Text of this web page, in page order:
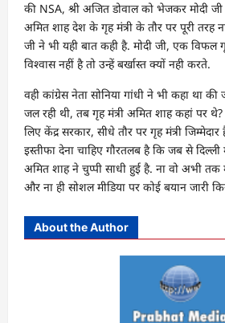
की NSA, श्री अजित डोवाल को भेजकर मोदी जी
अमित शाह देश के गृह मंत्री के तौर पर पूरी तरह
जी ने भी यही बात कही है. मोदी जी, एक विफल
विश्वास नहीं है तो उन्हें बर्खास्त क्यों नही करते.
वही कांग्रेस नेता सोनिया गांधी ने भी कहा था
जल रही थी, तब गृह मंत्री अमित शाह कहां पर थे?
लिए केंद्र सरकार, सीधे तौर पर गृह मंत्री
इस्तीफा देना चाहिए गौरतलब है कि जब से
अमित शाह ने चुप्पी साधी हुई है. ना वो अभी
और ना ही सोशल मीडिया पर कोई बयान जारी
About the Author